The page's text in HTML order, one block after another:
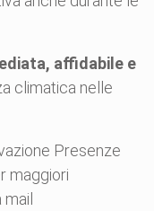
affidabile e
climatica nelle
Presenze
maggiori